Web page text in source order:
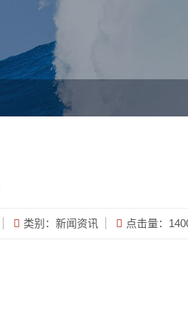
类别： 新闻资讯 点击量：